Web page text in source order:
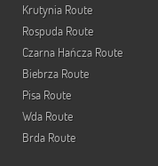
Krutynia Route
Rospuda Route
Czarna Hańcza Route
Biebrza Route
Pisa Route
Wda Route
Brda Route